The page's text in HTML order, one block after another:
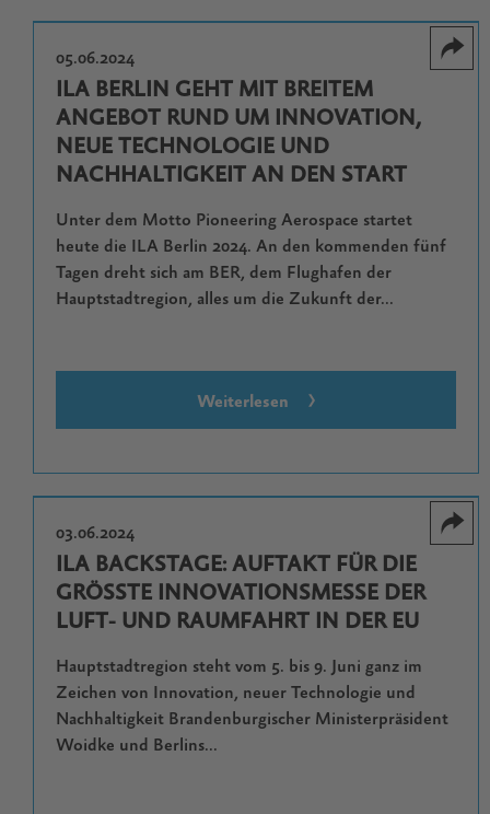
05.06.2024
ILA BERLIN GEHT MIT BREITEM
ANGEBOT RUND UM INNOVATION,
NEUE TECHNOLOGIE UND
NACHHALTIGKEIT AN DEN START
Unter dem Motto Pioneering Aerospace startet
heute die ILA Berlin 2024. An den kommenden fünf
Tagen dreht sich am BER, dem Flughafen der
Hauptstadtregion, alles um die Zukunft der...
Weiterlesen
03.06.2024
ILA BACKSTAGE: AUFTAKT FÜR DIE
GRÖSSTE INNOVATIONSMESSE DER L
UFT- UND RAUMFAHRT IN DER EU
Hauptstadtregion steht vom 5. bis 9. Juni ganz im
Zeichen von Innovation, neuer Technologie und
Nachhaltigkeit Brandenburgischer Ministerpräsident
Woidke und Berlins...